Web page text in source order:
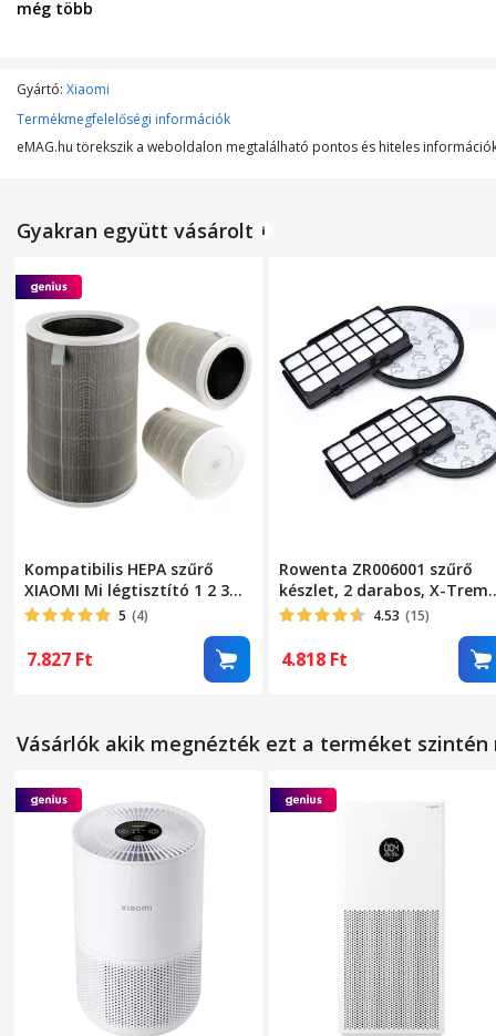
MŰSZAKI JELLEMZŐK
Lefedett felület
Tápfeszültség
Légáramlás
Vezérlőpanel típusa
Magasság
Szélesség
még több
Gyártó: Xiaomi
Termékmegfelelőségi információk
eMAG.hu törekszik a weboldalon megtalálható pontos és hiteles
Gyakran együtt vásárolt
Kompatibilis HEPA szűrő
XIAOMI Mi légtisztító 1 2 3H
Pro Aktív szén H13 CHIP
5 (4)
7.827 Ft
Rowenta ZR006001 szűrő
készlet, 2 darabos, X-Trem
Power Cyclonic RO6984EA
4.53 (15)
4.818 Ft
Vásárlók akik megnézték ezt a terméket